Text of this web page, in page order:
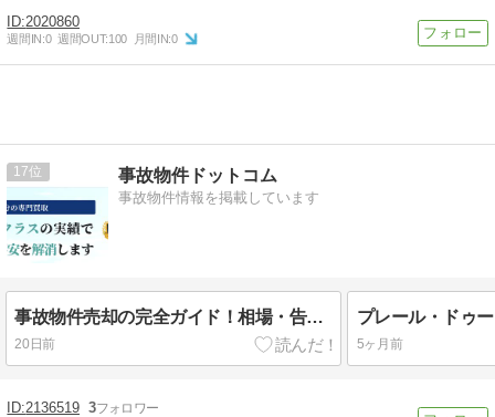
2020860
週間IN:0 週間OUT:100 月間IN:0
17 事故物件ドットコム
事故物件情報を掲載しています
事故物件売却の完全ガイド！相場・告知義務・買取の選び方を徹底解説
20日前 5ヶ月前
2136519 3